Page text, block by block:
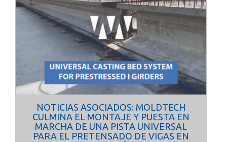
NOTICIAS ASOCIADOS: MOLDTECH
CULMINA EL MONTAJE Y PUESTA EN
MARCHA DE UNA PISTA UNIVERSAL
PARA EL PRETENSADO DE VIGAS EN